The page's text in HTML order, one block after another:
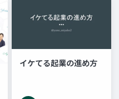
イケてる起業の進め方